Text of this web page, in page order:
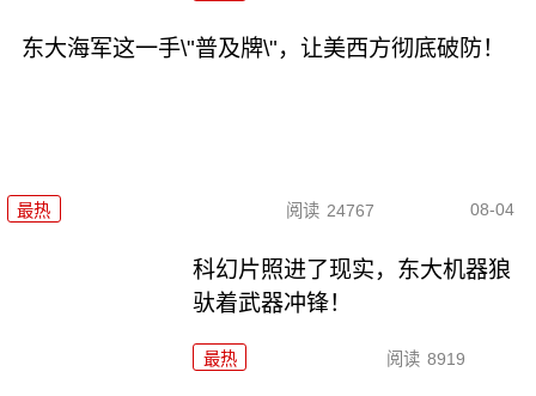
东大海军这一手\"普及牌\"，让美西方彻底破防！
最热 阅读 24767 08-04
科幻片照进了现实，东大机器狼
驮着武器冲锋！
最热 阅读 8919